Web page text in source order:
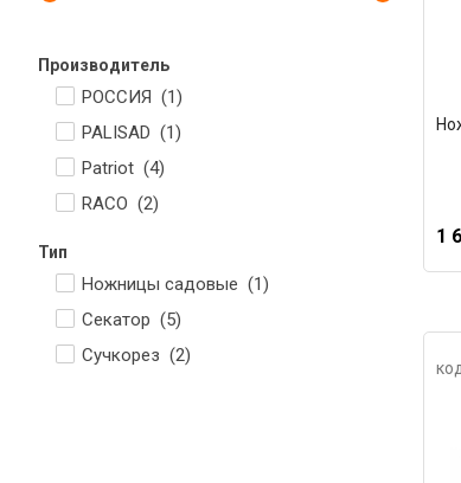
Производитель
РОССИЯ (1)
PALISAD (1)
Patriot (4)
RACO (2)
Тип
Ножницы садовые (1)
Секатор (5)
Сучкорез (2)
1